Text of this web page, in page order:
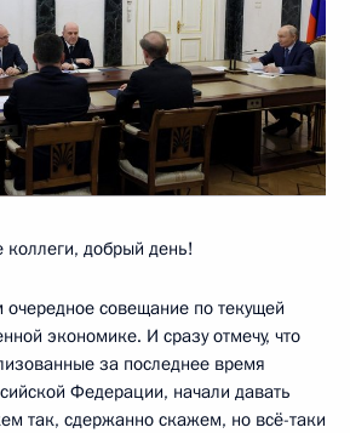
добрый день!
совещание по текущей
экономике. И сразу отмечу, что
за последнее время
Федерации, начали давать
так, сдержанно скажем, но всё-таки